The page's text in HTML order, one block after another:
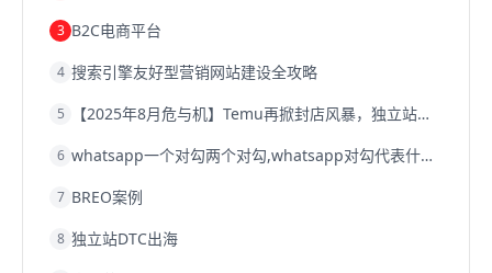
3 B2C电商平台
4 搜索引擎友好型营销网站建设全攻略
5 【2025年8月危与机】Temu再掀封店风暴，独立站才是跨境卖家的避险通道
6 whatsapp一个对勾两个对勾,whatsapp对勾代表什么意思
7 BREO案例
8 独立站DTC出海